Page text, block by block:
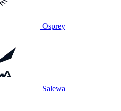
Osprey
Salewa